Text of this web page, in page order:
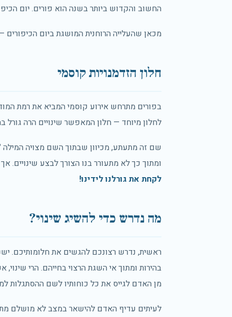
החשוב והקדוש ביותר בשנה הוא פורים. יום
מכאן שהעלייה הרוחנית המושגת ביום הכיפורים
חלון הזדמנויות קוסמי
בפורים מתרחש אירוע קוסמי המביא את רמת
לחלון מיוחד — חלון המאפשר שינויים הרה גורל
שם זה מתעתע, מכיוון שבתוך השם מצויה המילה
ומתוך כך לא מתעורר בנו הצורך לבצע שינויים. אך
לקחת את גורלנו לידינו!
מה נדרש כדי להשיג שינוי?
ראשית, נדרש רצונכם להגשים את חלומותיכם.
בהירות ומתוך אי השגת הרצוי בחייהם. הרי
מן האדם לגייס את כל כוחותיו לשם ההסתגלות
לעיתים עדיף האדם להישאר במצב לא מושלם